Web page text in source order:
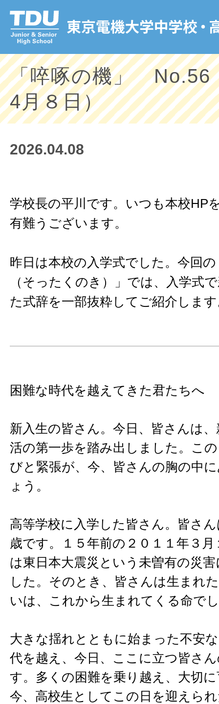
「啐啄の機」 No.56
4月８日）
2026.04.08
学校長の平川です。いつも本校HP
有難うございます。
昨日は本校の入学式でした。今回
（そったくのき）」では、入学式
た式辞を一部抜粋してご紹介しま
困難な時代を越えてきた君たちへ
新入生の皆さん。今日、皆さんは
活の第一歩を踏み出しました。こ
びと緊張が、今、皆さんの胸の中
ょう。
高等学校に入学した皆さん。皆さ
歳です。１５年前の２０１１年３月
は東日本大震災という未曽有の災
した。そのとき、皆さんは生まれ
いは、これから生まれてくる命で
大きな揺れとともに始まった不安
代を越え、今日、ここに立つ皆さ
す。多くの困難を乗り越え、大切
今、高校生としてこの日を迎えら